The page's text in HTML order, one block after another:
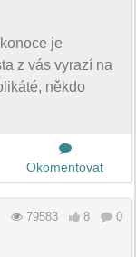
je
z vás vyrazí na
někdo
Okomentovat
79583 8 0